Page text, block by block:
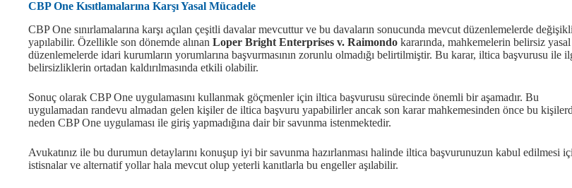
CBP One Kısıtlamalarına Karşı Yasal Mücadele
CBP One sınırlamalarına karşı açılan çeşitli davalar mevcuttur ve bu davaların sonucunda mevcut düzenlemelerde
yapılabilir. Özellikle son dönemde alınan Loper Bright Enterprises v. Raimondo kararında, mahkemelerin belirsiz yasal
düzenlemelerde idari kurumların yorumlarına başvurmasının zorunlu olmadığı belirtilmiştir. Bu karar, iltica başvurusu ile
belirsizliklerin ortadan kaldırılmasında etkili olabilir.
Sonuç olarak CBP One uygulamasını kullanmak göçmenler için iltica başvurusu sürecinde önemli bir aşamadır. Bu
uygulamadan randevu almadan gelen kişiler de iltica başvuru yapabilirler ancak son karar mahkemesinden önce bu
neden CBP One uygulaması ile giriş yapmadığına dair bir savunma istenmektedir.
Avukatınız ile bu durumun detaylarını konuşup iyi bir savunma hazırlanması halinde iltica başvurunuzun kabul edilmesi
istisnalar ve alternatif yollar hala mevcut olup yeterli kanıtlarla bu engeller aşılabilir.